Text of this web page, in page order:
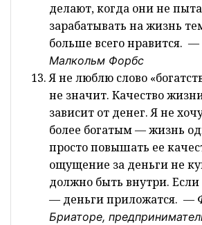
делают, когда они не
зарабатывать на жизнь
больше всего нравится. —
Малкольм Форбс
Я не люблю слово
не значит. Качество
зависит от денег. Я не
более богатым — жизнь
просто повышать ее
ощущение за деньги не
должно быть внутри. Если
— деньги приложатся. —
Бриаторе,